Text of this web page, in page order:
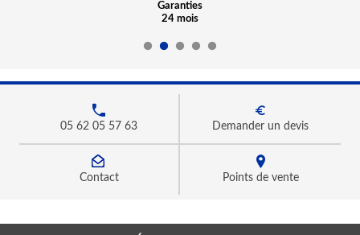
Garanties
24 mois
05 62 05 57 63 Demander un devis
Contact Points de vente